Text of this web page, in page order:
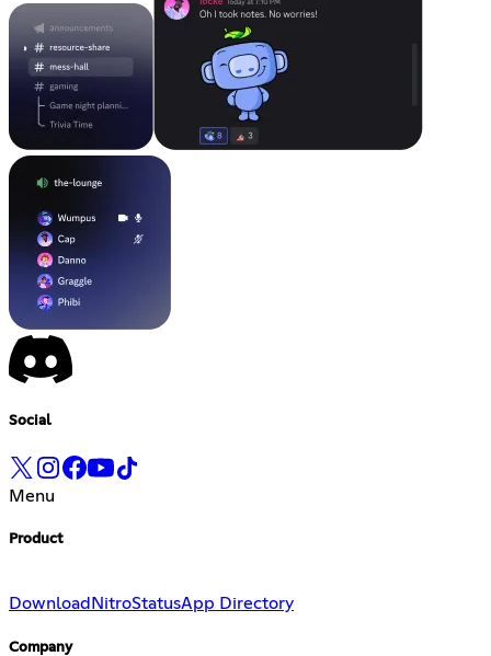
Social
Menu
Product
Download NitroStatusApp Directory
Company